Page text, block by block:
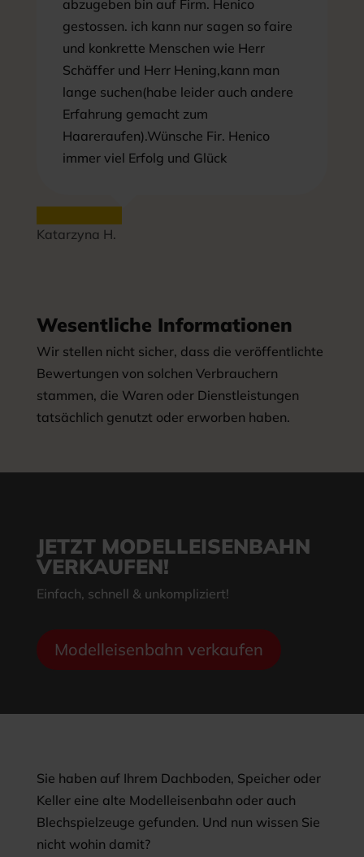
abzugeben bin auf Firm. Henico
gestossen. ich kann nur sagen so faire
und konkrette Menschen wie Herr
Schäffer und Herr Hening,kann man
lange suchen(habe leider auch andere
Erfahrung gemacht zum
Haareraufen).Wünsche Fir. Henico
immer viel Erfolg und Glück
Katarzyna H.
Wesentliche Informationen
Wir stellen nicht sicher, dass die veröffentlichte
Bewertungen von solchen Verbrauchern
stammen, die Waren oder Dienstleistungen
tatsächlich genutzt oder erworben haben.
JETZT MODELLEISENBAHN
VERKAUFEN!
Einfach, schnell & unkompliziert!
Modelleisenbahn verkaufen
Sie haben auf Ihrem Dachboden, Speicher oder
Keller eine alte Modelleisenbahn oder auch
Blechspielzeuge gefunden. Und nun wissen Sie
nicht wohin damit?